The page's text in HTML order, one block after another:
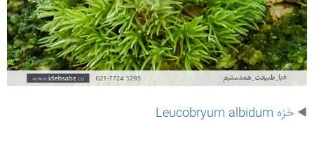
◀️ خزه Leucobryum albidum